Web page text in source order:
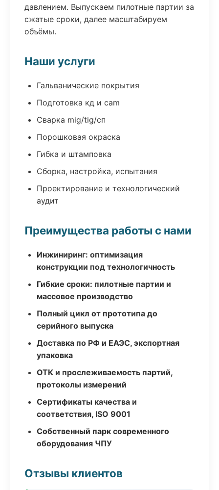
давлением. Выпускаем пилотные партии за
сжатые сроки, далее масштабируем
объёмы.
Наши услуги
Гальванические покрытия
Подготовка кд и cam
Сварка mig/tig/сп
Порошковая окраска
Гибка и штамповка
Сборка, настройка, испытания
Проектирование и технологический
аудит
Преимущества работы с нами
Инжиниринг: оптимизация
конструкции под технологичность
Гибкие сроки: пилотные партии и
массовое производство
Полный цикл от прототипа до
серийного выпуска
Доставка по РФ и ЕАЭС, экспортная
упаковка
ОТК и прослеживаемость партий,
протоколы измерений
Сертификаты качества и
соответствия, ISO 9001
Собственный парк современного
оборудования ЧПУ
Отзывы клиентов